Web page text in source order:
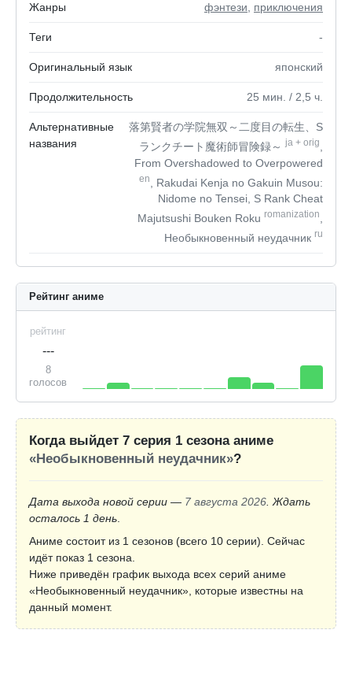
Жанры фэнтези приключения
Теги -
Оригинальный язык японский
Продолжительность 25 мин. / 2,5 ч.
Альтернативные
названия
落第賢者の学院無双～二度目の転生、S
ランクチート魔術師冒険録～ja + orig
From Overshadowed to Overpowered
en
, Rakudai Kenja no Gakuin Musou:
Nidome no Tensei, S Rank Cheat
Majutsushi Bouken Roku romanization
Необыкновенный неудачник ru
Рейтинг аниме
рейтинг
---
8
голосов
Когда выйдет 7 серия 1 сезона аниме
«Необыкновенный неудачник»?
Дата выхода новой серии — 7 августа 2026 . Ждать
осталось 1 день
Аниме состоит из 1 сезонов (всего 10 серии). Сейчас
идёт показ 1 сезона.
Ниже приведён график выхода всех серий аниме
«Необыкновенный неудачник», которые известны на
данный момент.